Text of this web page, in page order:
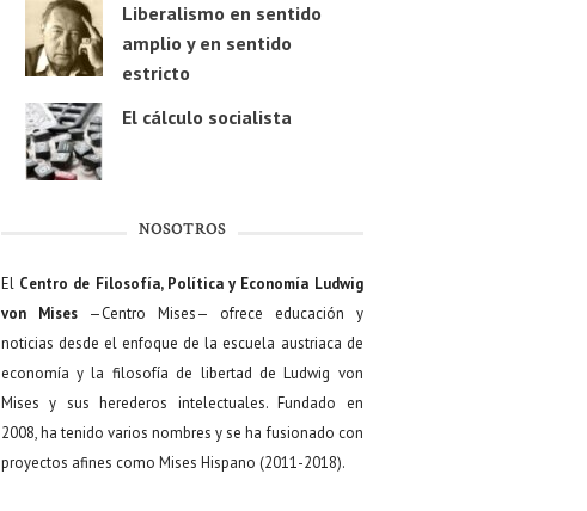
Liberalismo en sentido
amplio y en sentido
estricto
El cálculo socialista
NOSOTROS
El Centro de Filosofía, Política y Economía Ludwig
von Mises—Centro Mises— ofrece educación y
noticias desde el enfoque de la escuela austriaca de
economía y la filosofía de libertad de Ludwig von
Mises y sus herederos intelectuales. Fundado en
2008, ha tenido varios nombres y se ha fusionado con
proyectos afines como Mises Hispano (2011-2018).